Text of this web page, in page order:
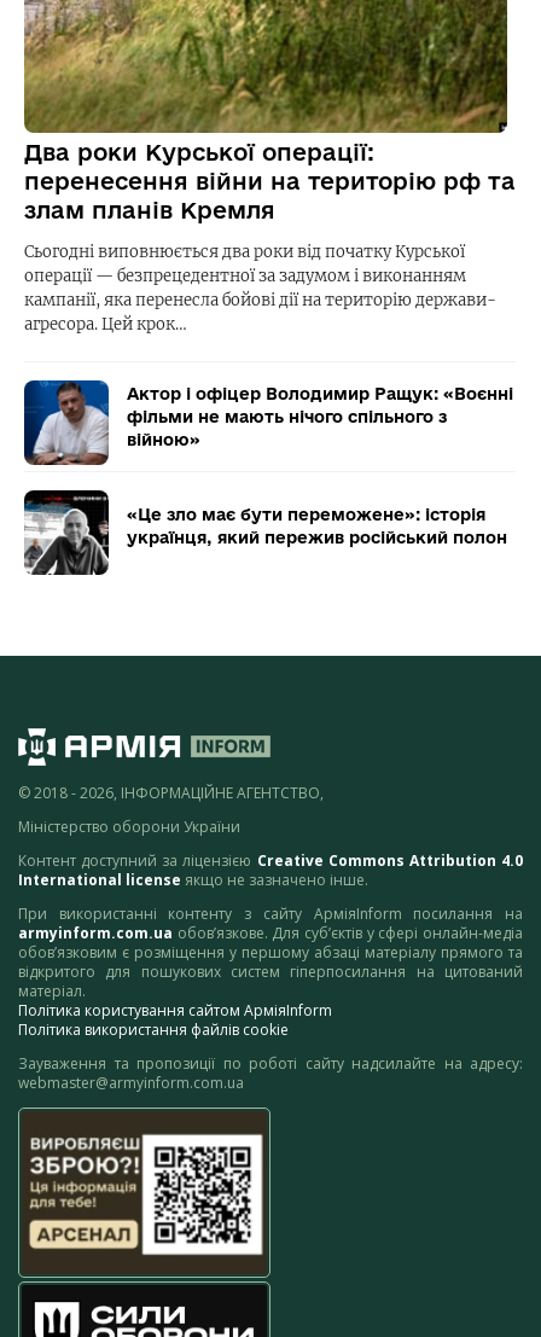
Два роки Курської операції:
перенесення війни на територію рф та
злам планів Кремля
Сьогодні виповнюється два роки від початку Курської
операції — безпрецедентної за задумом і виконанням
кампанії, яка перенесла бойові дії на територію держави-
агресора. Цей крок…
Актор і офіцер Володимир Ращук: «Воєнні
фільми не мають нічого спільного з
війною»
«Це зло має бути переможене»: історія
українця, який пережив російський полон
© 2018 - 2026, ІНФОРМАЦІЙНЕ АГЕНТСТВО,
Міністерство оборони України
Контент доступний за ліцензією Creative Commons Attribution 4.0
International license якщо не зазначено інше.
При використанні контенту з сайту АрміяInform посилання на
armyinform.com.ua обов’язкове. Для суб’єктів у сфері онлайн-медіа
обов’язковим є розміщення у першому абзаці матеріалу прямого та
відкритого для пошукових систем гіперпосилання на цитований
матеріал.
Політика користування сайтом АрміяInform
Політика використання файлів cookie
Зауваження та пропозиції по роботі сайту надсилайте на адресу:
webmaster@armyinform.com.ua